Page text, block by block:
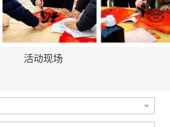
活动现场